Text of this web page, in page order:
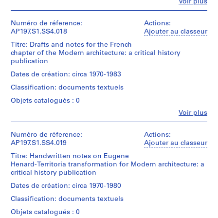
9
7
0
-
1
9
8
2
9
7
0
-
0
1
5
de
Kenneth
Numéro
de
chemise:
010-
016
Collection
Canadien
d'Architecture/
Canadian
Centre
for
Montréal;
Gift
Kenneth
de
Kenneth
Numéro
de
chemise:
010-
017
File
Collation:
textual
documents
Mention
crédit:
Kenneth
Frampton
Collection
Canadien
d'Architecture/
Canadian
Centre
for
Montréal;
Gift
Kenneth
Voir plus
institutions:
Kenneth
(archive
creator)
Quantité
Type
d’objet:
Collation:
1
document
Mention
de
Kenneth
Frampton
fonds
Actions:
Ajouter au classeur
Voir plus
Numéro de réference:
AP197.S1.SS4.018
Titre: Drafts and notes for the French
chapter of the Modern architecture: a critical history
publication
Dates de création: circa 1970-1983
Classification: documents textuels
Objets catalogués : 0
institutions:
Kenneth
(archive
creator)
Quantité
Type
d’objet:
Actions:
Ajouter au classeur
Numéro de réference:
AP197.S1.SS4.019
Titre: Handwritten notes on Eugene
Henard-Territoria transformation for Modern architecture: a
critical history publication
Dates de création: circa 1970-1980
Classification: documents textuels
Objets catalogués : 0